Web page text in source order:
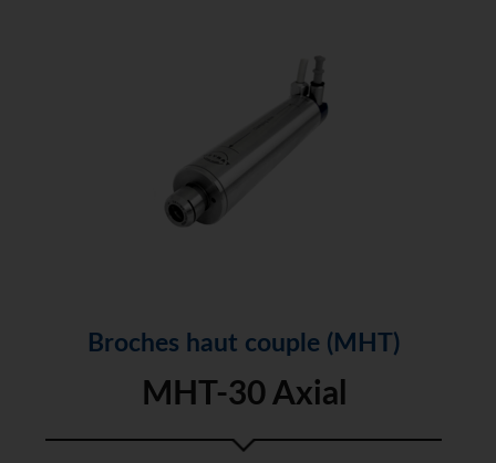
Broches haut couple (MHT)
MHT-30 Axial